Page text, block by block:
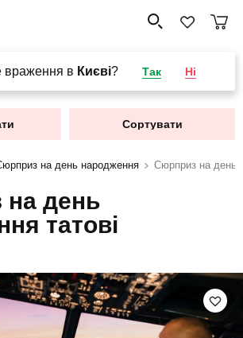
враження в Києві? Так Ні
Сортувати
на день народження Сюрприз на день
день
татові